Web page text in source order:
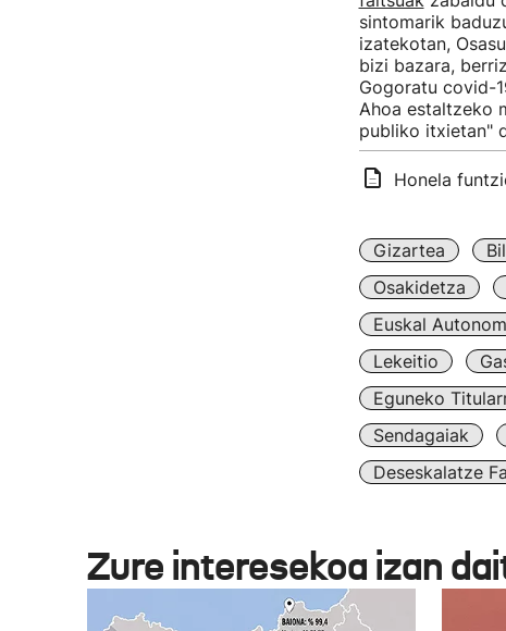
sintomarik
izatekotan,
bizi bazara,
Gogoratu covid-
Ahoa estaltzeko
publiko itxietan"
Honela
Gizartea
Osakidetza
Euskal
Lekeitio
Eguneko
Sendagaiak
Deseskalatze
Zure interesekoa izan